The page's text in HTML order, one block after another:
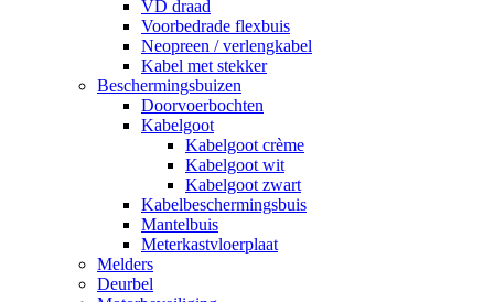
VD draad
Voorbedrade flexbuis
Neopreen / verlengkabel
Kabel met stekker
Beschermingsbuizen
Doorvoerbochten
Kabelgoot
Kabelgoot crème
Kabelgoot wit
Kabelgoot zwart
Kabelbeschermingsbuis
Mantelbuis
Meterkastvloerplaat
Melders
Deurbel